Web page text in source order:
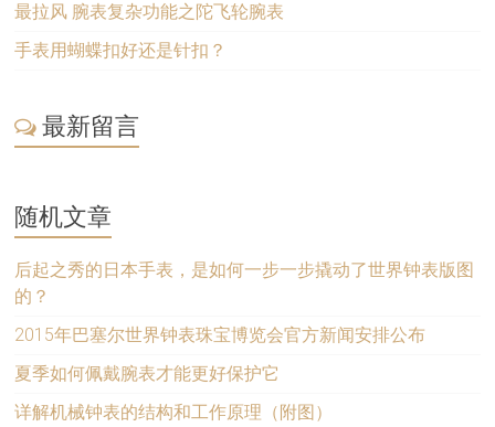
最拉风 腕表复杂功能之陀飞轮腕表
手表用蝴蝶扣好还是针扣？
最新留言
随机文章
后起之秀的日本手表，是如何一步一步撬动了世界钟表版图
的？
2015年巴塞尔世界钟表珠宝博览会官方新闻安排公布
夏季如何佩戴腕表才能更好保护它
详解机械钟表的结构和工作原理（附图）